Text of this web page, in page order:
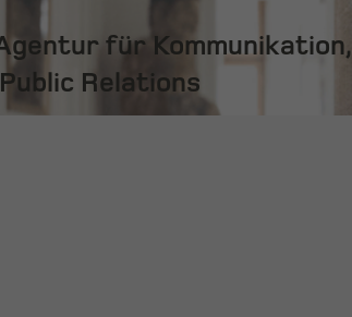
für Kommunikation,
Relations